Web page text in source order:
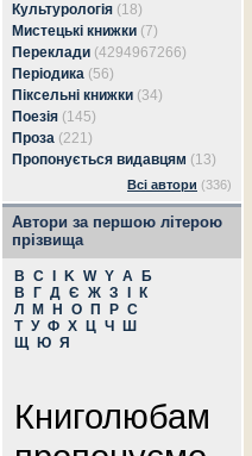
Культурологія (18)
Мистецькі книжки (7)
Переклади (4294967266)
Періодика (56)
Піксельні книжки (34)
Поезія (145)
Проза (221)
Пропонується видавцям (13)
Всі автори (336)
Автори за першою літерою
прізвища
B C K W Y А
Б
В
Г Д Є Ж З
К
Л
М Н О П Р С
Т У Ф Х Ц Ч
Ш
Щ
Ю Я
Книголюбам